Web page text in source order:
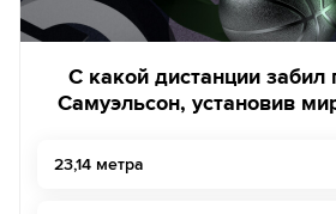
С какой дистанции забил
Самуэльсон, установив
23,14 метра